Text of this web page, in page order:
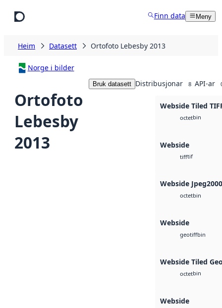
Finn data Meny
Heim Datasett Ortofoto Lebesby 2013
Norge i bilder
Ortofoto
Lebesby
2013
Bruk datasett Distribusjonar 8 API-ar
Webside Tiled
octetbin
Webside
tifftif
Webside Jpeg2000
octetbin
Webside
geotiffbin
Webside Tiled
octetbin
Webside